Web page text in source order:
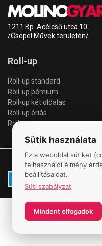
1211 Bp. Acélcső utca 10.
/Csepel Művek területén/
Roll-up
Roll-up standard
Roll-up pémium
Roll-up két oldalas
Roll-up óriás
Roll-up csere
© 2026 All Rights
Sütik használata
Ez a weboldal sütiket
felhasználói élmény
beállításaidat.
Süti szabályzat
Mindent elfogadok